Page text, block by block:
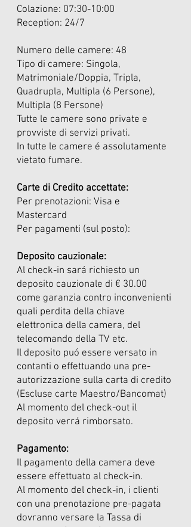
Colazione: 07:30-10:00
Reception: 24/7
Numero delle camere: 48
Tipo di camere: Singola,
Matrimoniale/Doppia, Tripla,
Quadrupla, Multipla (6 Persone),
Multipla (8 Persone)
Tutte le camere sono private e
provviste di servizi privati.
In tutte le camere é assolutamente
vietato fumare.
Carte di Credito accettate:
Per prenotazioni: Visa e
Mastercard
Per pagamenti (sul posto):
Deposito cauzionale:
Al check-in sará richiesto un
deposito cauzionale di € 30.00
come garanzia contro inconvenienti
quali perdita della chiave
elettronica della camera, del
telecomando della TV etc.
Il deposito puó essere versato in
contanti o effettuando una pre-
autorizzazione sulla carta di credito
(Escluse carte Maestro/Bancomat)
Al momento del check-out il
deposito verrá rimborsato.
Pagamento:
Il pagamento della camera deve
essere effettuato al check-in.
Al momento del check-in, i clienti
con una prenotazione pre-pagata
dovranno versare la Tassa di